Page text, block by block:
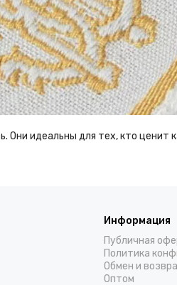
идеальны для тех, кто ценит
Информация
Публичная
Политика
Обмен и
Оптом